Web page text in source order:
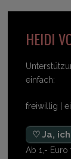
HEIDI
einfach:
freiwillig |
♡ Ja,
Ab 1,- Euro